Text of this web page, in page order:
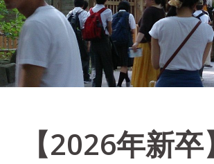
【2026年新